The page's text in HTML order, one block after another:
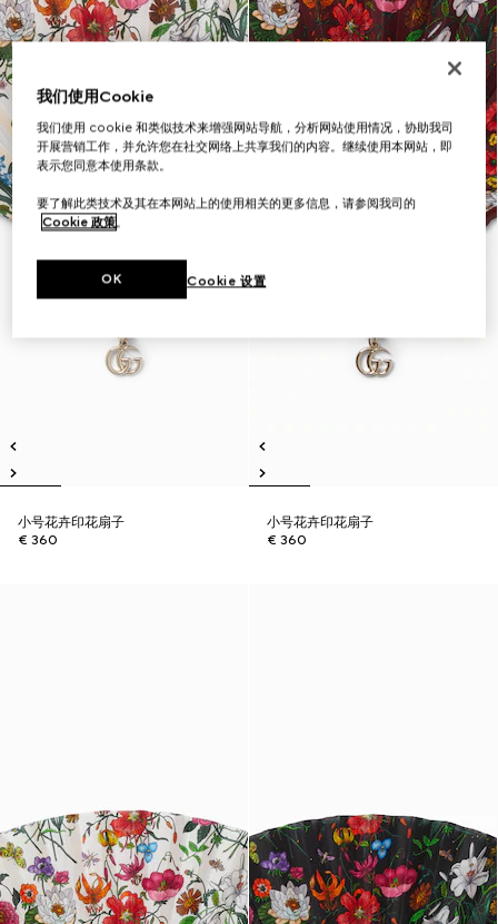
小号花卉印花扇子
€ 360
小号花卉印花扇子
€ 360
我们使用Cookie
我们使用 cookie 和类似技术来增强网站导航，分析网站使用情况，协助我司
开展营销工作，并允许您在社交网络上共享我们的内容。继续使用本网站，即
表示您同意本使用条款。
要了解此类技术及其在本网站上的使用相关的更多信息，请参阅我司的
Cookie 政策。
Cookie 设置
OK